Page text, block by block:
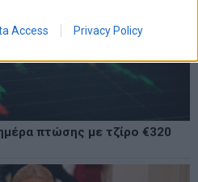
Access Privacy Policy
πτώσης με τζίρο €320